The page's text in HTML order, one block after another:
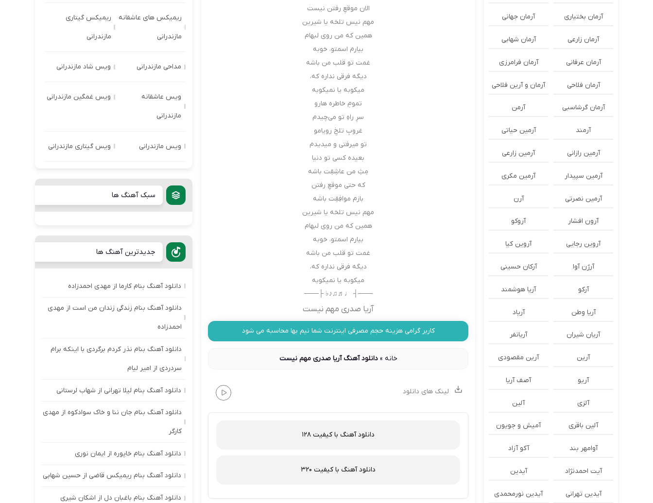
الان موقعِ رفتن نیست
مهم نیس تلخه یا شیرین
همین که من روی لبهام
بیارم اسمتو، خوبه
غمت تو قلب من باشه
دیگه فرقی نداره که،
میکوبه یا نمیکوبه
تمومِ خاطره هارو
سرِ راهِ تو می‌چیدم
غروبِ تلخِ رویامو
تو میرفتی و میدیدم
بعیده کسی تو دنیا
مِثِ من عاشِقِت باشه
که حتی موقعِ رفتن
بازم موافِقِت باشه
مهم نیس تلخه یا شیرین
همین که من روی لبهام
بیارم اسمتو، خوبه
غمت تو قلب من باشه
دیگه فرقی نداره که،
میکوبه یا نمیکوبه
───┤ ♩♬♫♪♭ ├───
آریا صدری مهم نیست
کاربر گرامی هزینه حجم مصرفی اینترنت شما نیم بها محاسبه می شود
خانه »دانلود آهنگ آریا صدری مهم نیست
لینک های دانلود
دانلود آهنگ با کیفیت 128
دانلود آهنگ با کیفیت 320
آرمان بختیاری آرمان جهانی
آرمان زارعی آرمان شهابی
آرمان عرفانی آرمان فرامرزی
آرمان فلاحی آرمان و آرین فلاحی
آرمان گرشاسبی آرمن
آرمند آرمین حیاتی
آرمین رازانی آرمین زارعی
آرمین سپیدار آرمین مکری
آرمین نصرتی آرن
آرون افشار آروکو
آروین رجایی آروین کیا
آرژن آوا آرکان حسینی
آرکو آریا هوشمند
آریا وطن آریاد
آریان شیران آریانفر
آرین آرین مقصودی
آریو آصف آریا
آلزی آلین
آلین باقری آمیش و جویون
آوامهر بند آکو آزاد
آیت احمدنژاد آیدین
آیدین تهرانی آیدین نورمحمدی
ریمیکس های عاشقانه
مازندرانی
ریمیکس گیتاری
مازندرانی
مداحی مازندرانی ویس شاد مازندرانی
ویس عاشقانه
مازندرانی
ویس غمگین مازندرانی
ویس مازندرانی ویس گیتاری مازندرانی
سبک آهنگ ها
جدیدترین آهنگ ها
دانلود آهنگ بنام کارما از مهدی احمدزاده
دانلود آهنگ بنام زندگی زندان من است از مهدی
احمدزاده
دانلود آهنگ بنام نذر کردم برگردی با اینکه برام
سردردی از امیر لیام
دانلود آهنگ بنام لیلا تهرانی از شهاب لرستانی
دانلود آهنگ بنام جان ننا و خاک سوادکوه از مهدی
کارگر
دانلود آهنگ بنام خاپوره از ایمان نوری
دانلود آهنگ بنام ریمیکس قاضی از حسین شهابی
دانلود آهنگ بنام باغبان دل از اشکان شیری